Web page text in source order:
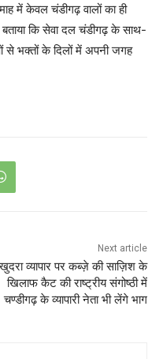
में केवल चंडीगढ़ वालों का ही
बताया कि सेवा दल चंडीगढ़ के साथ-
से भक्तों के दिलों में अपनी जगह
Next article
व्यापार पर कब्ज़े की साज़िश के
खिलाफ कैट की राष्ट्रीय संगोष्ठी में
चण्डीगढ़ के व्यापारी नेता भी लेंगे भाग